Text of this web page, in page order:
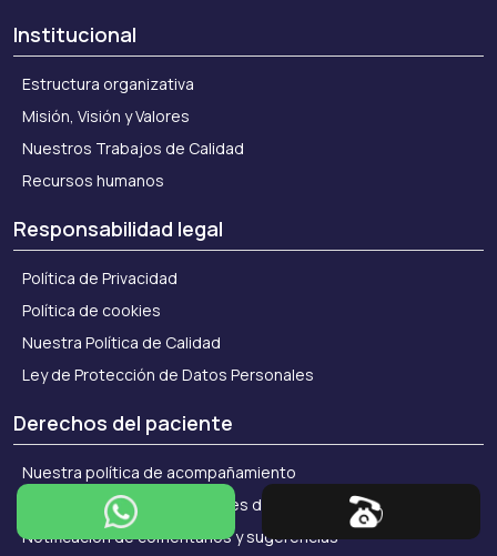
Institucional
Estructura organizativa
Misión, Visión y Valores
Nuestros Trabajos de Calidad
Recursos humanos
Responsabilidad legal
Política de Privacidad
Política de cookies
Nuestra Política de Calidad
Ley de Protección de Datos Personales
Derechos del paciente
Nuestra política de acompañamiento
Derechos y responsabilidades del paciente
Notificación de comentarios y sugerencias